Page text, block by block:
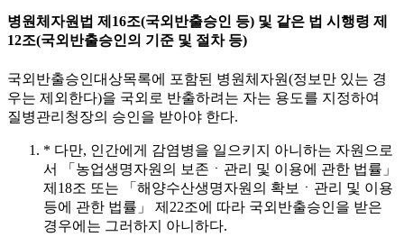
병원체자원법 제16조(국외반출승인 등) 및 같은 법 시행령 제
12조(국외반출승인의 기준 및 절차 등)
국외반출승인대상목록에 포함된 병원체자원(정보만 있는 경
우는 제외한다)을 국외로 반출하려는 자는 용도를 지정하여
질병관리청장의 승인을 받아야 한다.
* 다만, 인간에게 감염병을 일으키지 아니하는 자원으로
서 「농업생명자원의 보존ㆍ관리 및 이용에 관한 법률」
제18조 또는 「해양수산생명자원의 확보ㆍ관리 및 이용
등에 관한 법률」 제22조에 따라 국외반출승인을 받은
경우에는 그러하지 아니하다.